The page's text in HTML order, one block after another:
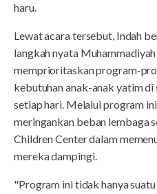
haru.
Lewat acara tersebut, Indah
langkah nyata
memprioritaskan program-
kebutuhan anak-anak yatim
setiap hari. Melalui program
meringankan beban lembaga
Children Center dalam
mereka dampingi.
"Program ini tidak hanya